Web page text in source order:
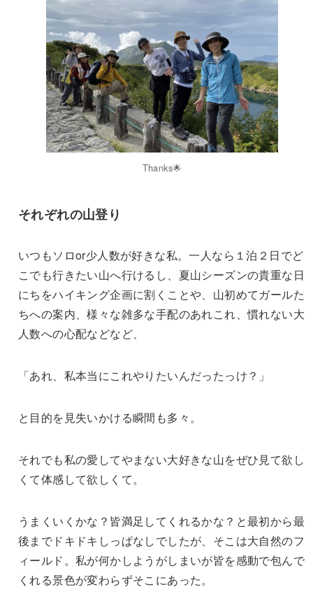
Thanks🌟
それぞれの山登り
いつもソロor少人数が好きな私。一人なら１泊２日でど
こでも行きたい山へ行けるし、夏山シーズンの貴重な日
にちをハイキング企画に割くことや、山初めてガールた
ちへの案内、様々な雑多な手配のあれこれ、慣れない大
人数への心配などなど、
「あれ、私本当にこれやりたいんだったっけ？」
と目的を見失いかける瞬間も多々。
それでも私の愛してやまない大好きな山をぜひ見て欲し
くて体感して欲しくて。
うまくいくかな？皆満足してくれるかな？と最初から最
後までドキドキしっぱなしでしたが、そこは大自然のフ
ィールド。私が何かしようがしまいが皆を感動で包んで
くれる景色が変わらずそこにあった。